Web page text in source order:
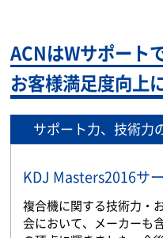
ACNはWサポート
お客様満足度向上
サポート力、技術力
KDJ Masters2016サ
複合機に関する技術力・
会において、メーカーも